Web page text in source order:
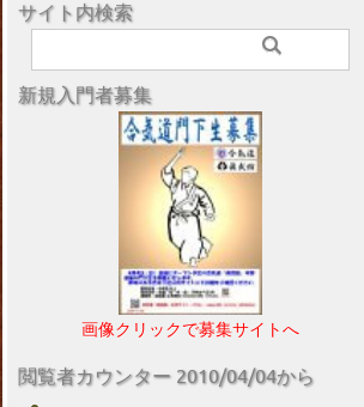
サイト内検索
新規入門者募集
画像クリックで募集サイトへ
閲覧者カウンター 2010/04/04から